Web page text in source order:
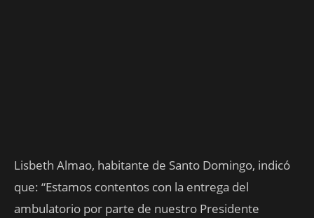
Lisbeth Almao, habitante de Santo Domingo, indicó
que: “Estamos contentos con la entrega del
ambulatorio por parte de nuestro Presidente